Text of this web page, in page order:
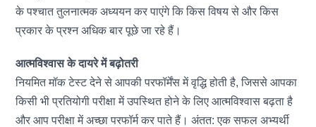
के पश्चात तुलनात्मक अध्ययन कर पाएंगे कि किस विषय से और किस
प्रकार के प्रश्न अधिक बार पूछे जा रहे हैं।
आत्मविश्वास के दायरे में बढ़ोतरी
नियमित मॉक टेस्ट देने से आपकी परफॉर्मेंस में वृद्धि होती है, जिससे आपका
किसी भी प्रतियोगी परीक्षा में उपस्थित होने के लिए आत्मविश्वास बढ़ता है
और आप परीक्षा में अच्छा परफॉर्म कर पाते हैं। अंतत: एक सफल अभ्यर्थी